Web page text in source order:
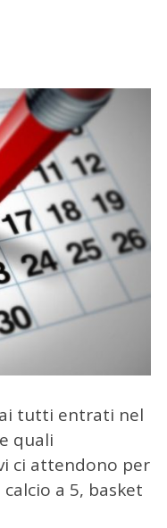
tutti entrati nel
quali
ci attendono per
a 5, basket